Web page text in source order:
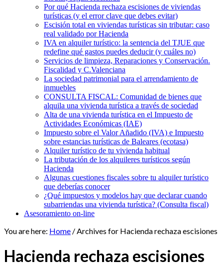
Por qué Hacienda rechaza escisiones de viviendas
turísticas (y el error clave que debes evitar)
Escisión total en viviendas turísticas sin tributar: caso
real validado por Hacienda
IVA en alquiler turístico: la sentencia del TJUE que
redefine qué gastos puedes deducir (y cuáles no)
Servicios de limpieza, Reparaciones y Conservación.
Fiscalidad y C.Valenciana
La sociedad patrimonial para el arrendamiento de
inmuebles
CONSULTA FISCAL: Comunidad de bienes que
alquila una vivienda turística a través de sociedad
Alta de una vivienda turística en el Impuesto de
Actividades Económicas (IAE)
Impuesto sobre el Valor Añadido (IVA) e Impuesto
sobre estancias turísticas de Baleares (ecotasa)
Alquiler turístico de tu vivienda habitual
La tributación de los alquileres turísticos según
Hacienda
Algunas cuestiones fiscales sobre tu alquiler turístico
que deberías conocer
¿Qué impuestos y modelos hay que declarar cuando
subarriendas una vivienda turística? (Consulta fiscal)
Asesoramiento on-line
You are here: Home /Archives for Hacienda rechaza escisiones
Hacienda rechaza escisiones